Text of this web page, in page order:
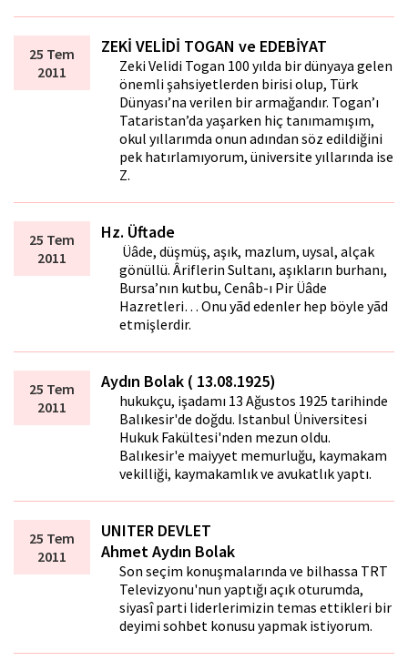
25 Tem
2011
ZEKİ VELİDİ TOGAN ve EDEBİYAT
Zeki Velidi Togan 100 yılda bir dünyaya gelen
önemli şahsiyetlerden birisi olup, Türk
Dünyası’na verilen bir armağandır. Togan’ı
Tataristan’da yaşarken hiç tanımamışım,
okul yıllarımda onun adından söz edildiğini
pek hatırlamıyorum, üniversite yıllarında ise
Z.
25 Tem
2011
Hz. Üftade
Üftâde, düşmüş, aşık, mazlum, uysal, alçak
gönüllü. Âriflerin Sultanı, aşıkların burhanı,
Bursa’nın kutbu, Cenâb-ı Pir Üftâde
Hazretleri… Onu yãd edenler hep böyle yãd
etmişlerdir.
25 Tem
2011
Aydın Bolak ( 13.08.1925)
hukukçu, işadamı 13 Ağustos 1925 tarihinde
Balıkesir'de doğdu. Istanbul Üniversitesi
Hukuk Fakültesi'nden mezun oldu.
Balıkesir'e maiyyet memurluğu, kaymakam
vekilliği, kaymakamlık ve avukatlık yaptı.
25 Tem
2011
UNITER DEVLET
Ahmet Aydın Bolak
Son seçim konuşmalarında ve bilhassa TRT
Televizyonu'nun yaptığı açık oturumda,
siyasî parti liderlerimizin temas ettikleri bir
deyimi sohbet konusu yapmak istiyorum.